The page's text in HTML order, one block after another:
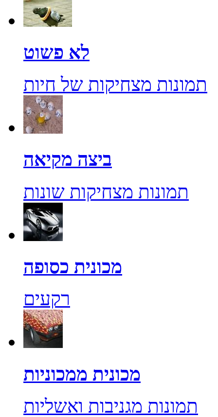
לא פשוט
תמונות מצחיקות של חיות
ביצה מקיאה
תמונות מצחיקות שונות
מכונית כסופה
רקעים
מכונית ממכוניות
תמונות מגניבות ואשליות